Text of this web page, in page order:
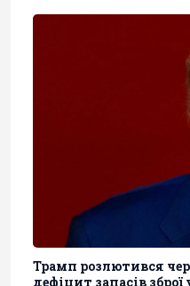
Трамп розлютився
дефіцит запасів